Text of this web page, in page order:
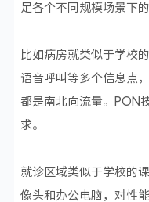
足各个不同规模场景下
比如病房就类似于学校
语音呼叫等多个信息点
都是南北向流量。PON
求。
就诊区域类似于学校的
像头和办公电脑，对性